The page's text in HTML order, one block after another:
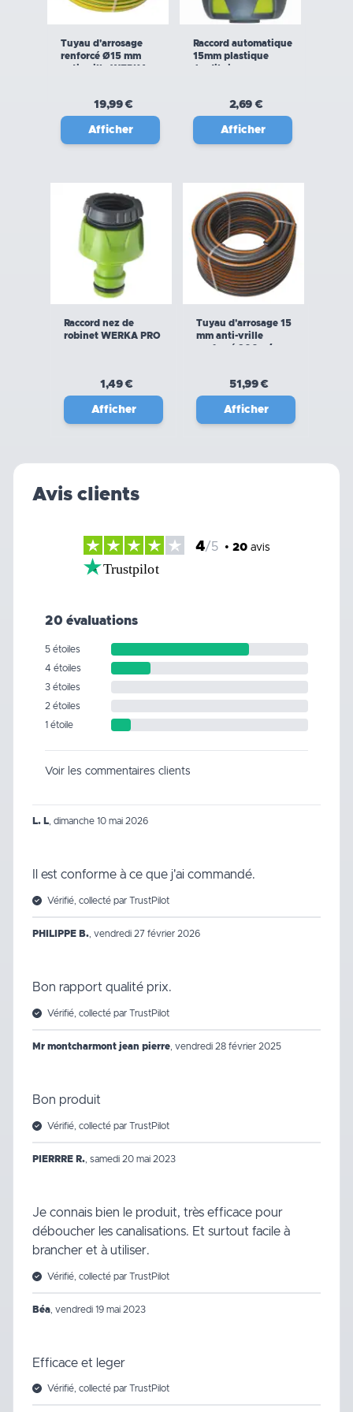
Tuyau d'arrosage
renforcé Ø15 mm
anti-vrille WERKA
19,99 €
Afficher
Raccord automatique
15mm plastique
Jardibric
2,69 €
Afficher
Raccord nez de
robinet WERKA PRO
1,49 €
Afficher
Tuyau d'arrosage 15
mm anti-vrille
renforcé 200 g/m
51,99 €
Afficher
Avis clients
4/5 • 20avis
Trustpilot
20 évaluations
5 étoiles
4 étoiles
3 étoiles
2 étoiles
1 étoile
Voir les commentaires clients
L. L dimanche 10 mai 2026
Il est conforme à ce que j'ai commandé.
Vérifié, collecté par TrustPilot
PHILIPPE B. vendredi 27 février 2026
Bon rapport qualité prix.
Vérifié, collecté par TrustPilot
Mr montcharmont jean pierre vendredi 28 février 2025
Bon produit
Vérifié, collecté par TrustPilot
PIERRRE R. samedi 20 mai 2023
Je connais bien le produit, très efficace pour
déboucher les canalisations. Et surtout facile à
brancher et à utiliser.
Vérifié, collecté par TrustPilot
Béa vendredi 19 mai 2023
Efficace et leger
Vérifié, collecté par TrustPilot